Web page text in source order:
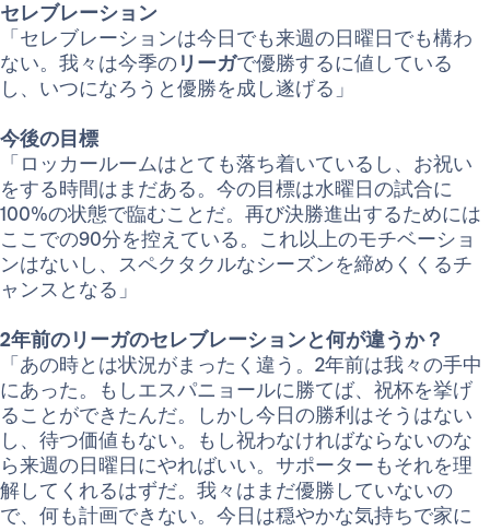
セレブレーション
「セレブレーションは今日でも来週の日曜日でも構わ
ない。我々は今季のリーガで優勝するに値している
し、いつになろうと優勝を成し遂げる」
今後の目標
「ロッカールームはとても落ち着いているし、お祝い
をする時間はまだある。今の目標は水曜日の試合に
100%の状態で臨むことだ。再び決勝進出するためには
ここでの90分を控えている。これ以上のモチベーショ
ンはないし、スペクタクルなシーズンを締めくくるチ
ャンスとなる」
2年前のリーガのセレブレーションと何が違うか？
「あの時とは状況がまったく違う。2年前は我々の手中
にあった。もしエスパニョールに勝てば、祝杯を挙げ
ることができたんだ。しかし今日の勝利はそうはない
し、待つ価値もない。もし祝わなければならないのな
ら来週の日曜日にやればいい。サポーターもそれを理
解してくれるはずだ。我々はまだ優勝していないの
で、何も計画できない。今日は穏やかな気持ちで家に